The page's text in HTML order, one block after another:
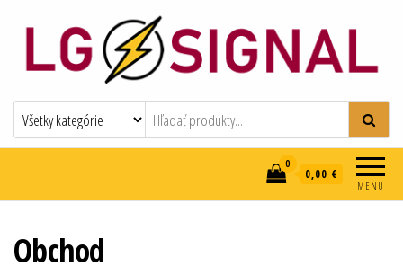
LG-SIGNAL elektroinštalácie
MENU
0
0,00 €
Obchod